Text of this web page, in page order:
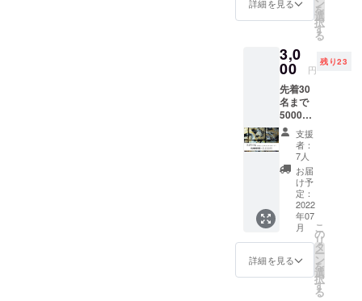
ながら、時
にも携わっ
ています。
デジタルと
アナログ、
それぞれの
表現を行き
ら、今後も
作品を通し
て心の通う
つながりを
いきたいと
ので、
画材選
びから
完成ま
での制
作方法
をお教
えいた
しま
す。
りま
す。 ※
材は選
べませ
ん。 サ
イズが
小さい
のでど
んな場
所にも
飾れる
世界に
一つの
インテ
リアに
なりま
す。 １
つより
も２つ
詳細を見る を
選
択
す
る
3,0
00 円
残り23
先着30
名まで
5000円
のリ
ターン
を3000
円で提
供させ
ていた
だきま
す。 抽
象画
Order「
おまか
せ
Order」
支援
者：
7人
お届
け予
定：
2022
年07
月
詳細を見る
こ
の
リ
タ
ー
ン
を
選
択
す
る